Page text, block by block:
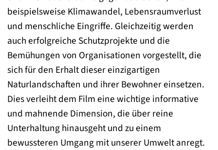
beispielsweise Klimawandel, Lebensraumverlust
und menschliche Eingriffe. Gleichzeitig werden
auch erfolgreiche Schutzprojekte und die
Bemühungen von Organisationen vorgestellt, die
sich für den Erhalt dieser einzigartigen
Naturlandschaften und ihrer Bewohner einsetzen.
Dies verleiht dem Film eine wichtige informative
und mahnende Dimension, die über reine
Unterhaltung hinausgeht und zu einem
bewussteren Umgang mit unserer Umwelt anregt.